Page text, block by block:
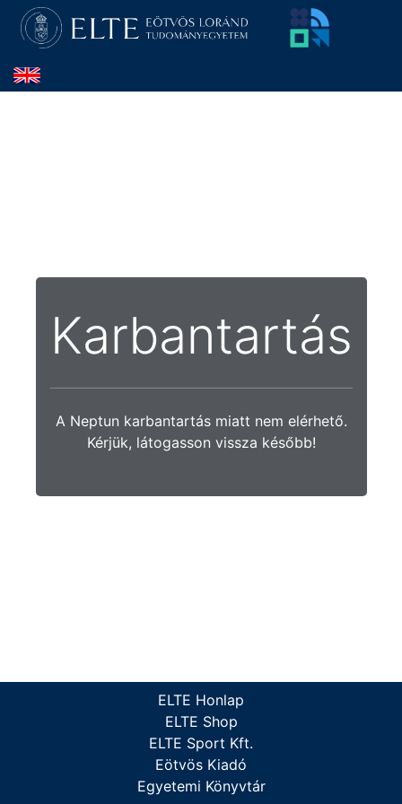
Karbantartás
A Neptun karbantartás miatt nem elérhető.
Kérjük, látogasson vissza később!
ELTE Honlap
ELTE Shop
ELTE Sport Kft.
Eötvös Kiadó
Egyetemi Könyvtár